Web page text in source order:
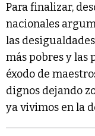
Para finalizar,
nacionales
las
más pobres y las
éxodo de
dignos dejando
ya vivimos en la